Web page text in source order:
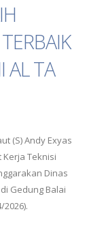
AL TA
(S) Andy Exyas
Kerja Teknisi
Dinas
Gedung Balai